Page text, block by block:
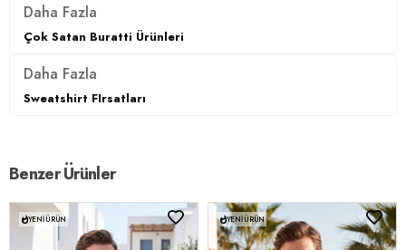
Daha Fazla
Çok Satan Buratti Ürünleri
Daha Fazla
Sweatshirt FIrsatları
Benzer Ürünler
YENI ÜRÜN YENI ÜRÜN